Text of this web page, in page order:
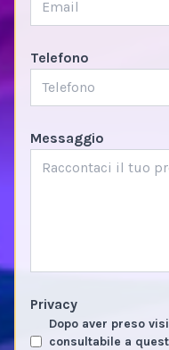
Telefono
Messaggio
Privacy
Dopo aver preso
consultabile a